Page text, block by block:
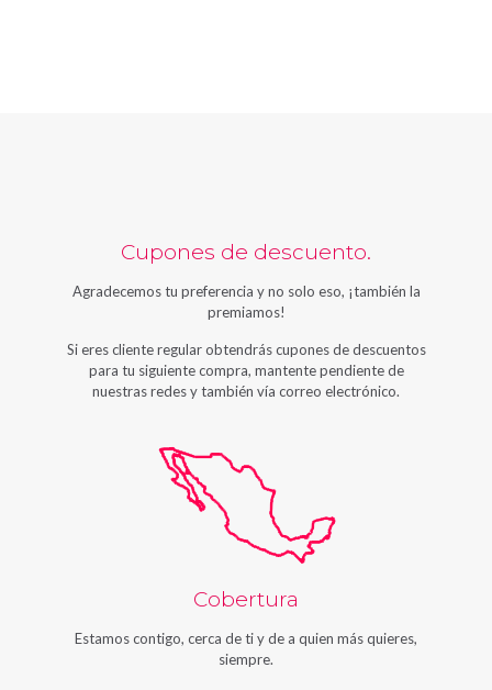
Cupones de descuento.
Agradecemos tu preferencia y no solo eso, ¡también la
premiamos!
Si eres cliente regular obtendrás cupones de descuentos
para tu siguiente compra, mantente pendiente de
nuestras redes y también vía correo electrónico.
Cobertura
Estamos contigo, cerca de ti y de a quien más quieres,
siempre.